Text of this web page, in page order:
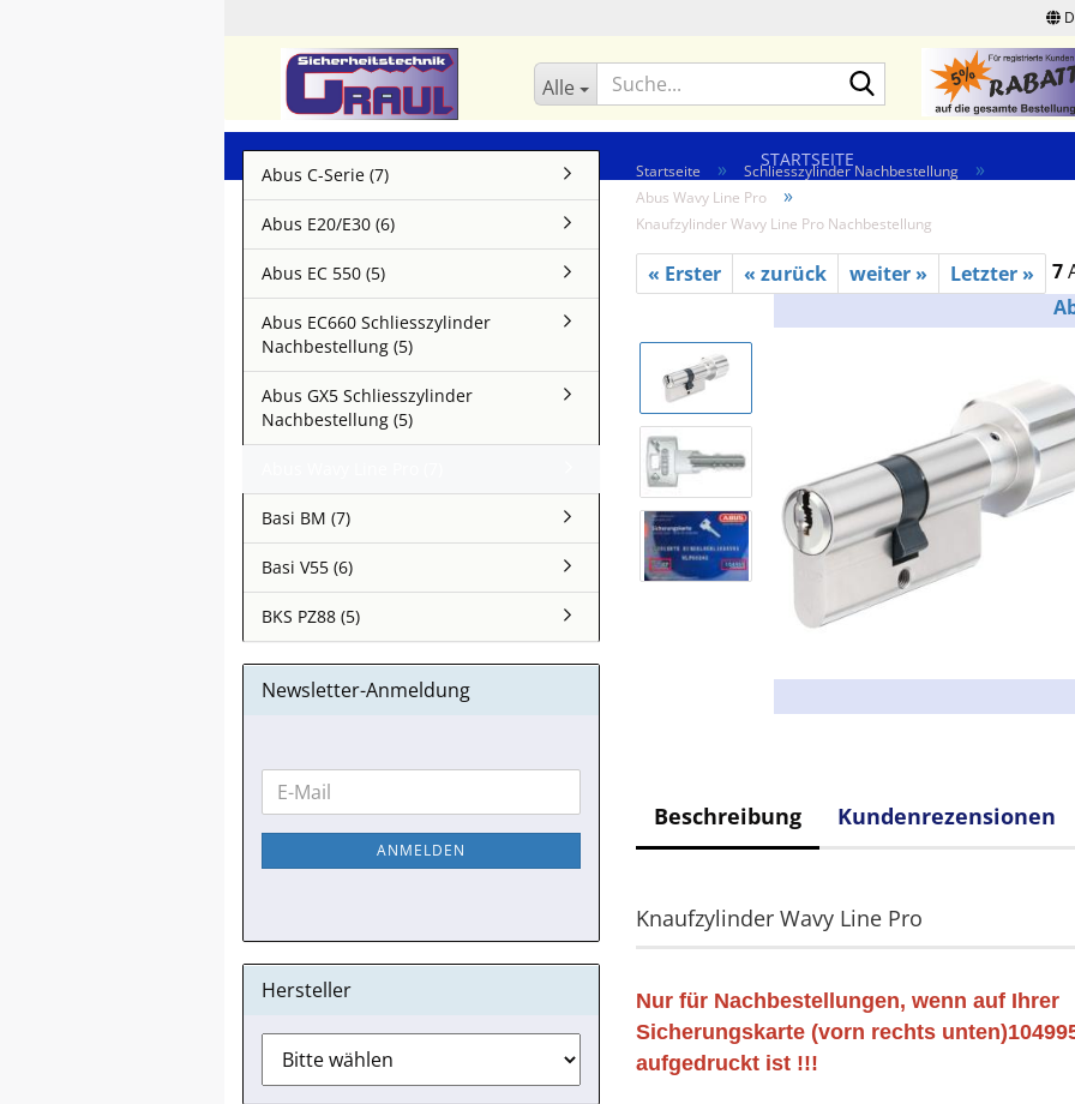
Alle Suche...
STARTSEITE
Startseite » Schliesszylinder Nachbestellung »
Abus Wavy Line Pro »
Knaufzylinder Wavy Line Pro Nachbestellung
« Erster « zurück weiter » Letzter » 7
Beschreibung Kundenrezensionen
Knaufzylinder Wavy Line Pro
Nur für Nachbestellungen, wenn auf Ihrer
Sicherungskarte (vorn rechts
aufgedruckt ist !!!
Abus C-Serie (7)
Abus E20/E30 (6)
Abus EC 550 (5)
Abus EC660 Schliesszylinder
Nachbestellung (5)
Abus GX5 Schliesszylinder
Nachbestellung (5)
Basi BM (7)
Basi V55 (6)
BKS PZ88 (5)
Newsletter-Anmeldung
WEITER
ZUR
NEWSLETTER-
ANMELDUNG
E-
Mail
ANMELDEN
Hersteller